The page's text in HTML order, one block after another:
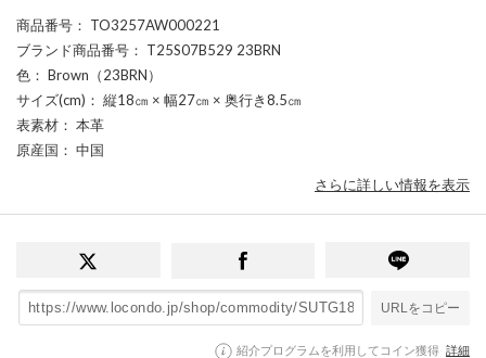
商品番号 ： TO3257AW000221
ブランド商品番号 ： T25S07B529 23BRN
色 ： Brown（23BRN）
サイズ(cm) ： 縦18㎝ × 幅27㎝ × 奥行き8.5㎝
表素材 ： 本革
原産国 ： 中国
さらに詳しい情報を表示
URLをコピー
紹介プログラムを利用してコイン獲得 詳細